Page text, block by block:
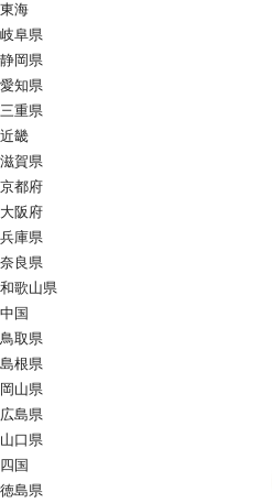
東海
岐阜県
静岡県
愛知県
三重県
近畿
滋賀県
京都府
大阪府
兵庫県
奈良県
和歌山県
中国
鳥取県
島根県
岡山県
広島県
山口県
四国
徳島県